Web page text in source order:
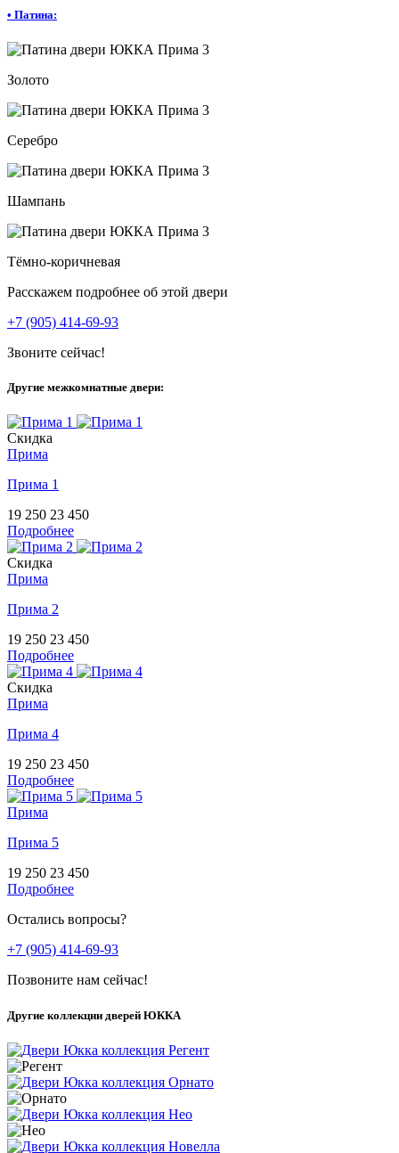
• Патина:
Золото
Серебро
Шампань
Тёмно-коричневая
Расскажем подробнее об этой двери
+7 (905) 414-69-93
Звоните сейчас!
Другие межкомнатные двери:
Скидка
Прима
Прима 1
19 250 23 450
Подробнее
Скидка
Прима
Прима 2
19 250 23 450
Подробнее
Скидка
Прима
Прима 4
19 250 23 450
Подробнее
Прима
Прима 5
19 250 23 450
Подробнее
Остались вопросы?
+7 (905) 414-69-93
Позвоните нам сейчас!
Другие коллекции дверей ЮККА